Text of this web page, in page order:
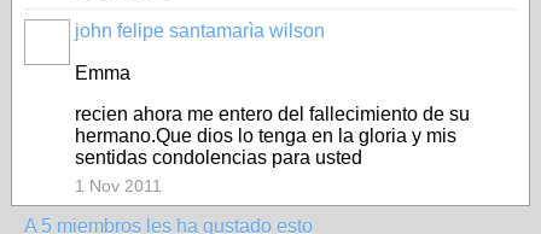
john felipe santamarìa wilson
Emma
recien ahora me entero del fallecimiento de su
hermano.Que dios lo tenga en la gloria y mis
sentidas condolencias para usted
1 Nov 2011
A 5 miembros les ha gustado esto